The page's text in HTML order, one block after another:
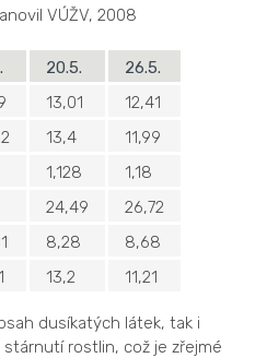
VÚŽV, 2008
20.5.
26.5.
13,01
12,41
13,4
11,99
1,128
1,18
24,49
26,72
8,28
8,68
13,2 11,21
dusíkatých látek, tak i
rostlin, což je zřejmé